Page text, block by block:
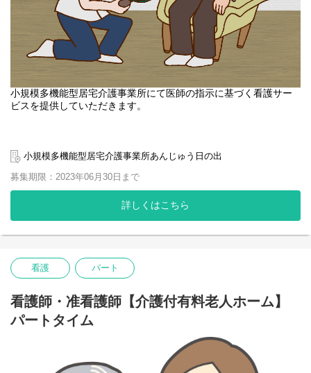
小規模多機能型居宅介護事業所にて医師の指示に基づく看護サー
ビスを提供していただきます。
小規模多機能型居宅介護事業所あんじゅう日の出
募集期限：2023年06月30日まで
詳しくはこちら
看護 パート
看護師・准看護師【介護付有料老人ホーム】
パートタイム